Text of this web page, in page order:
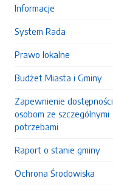
Informacje
System Rada
Prawo lokalne
Budżet Miasta i Gminy
Zapewnienie dostępności
osobom ze szczególnymi
potrzebami
Raport o stanie gminy
Ochrona Środowiska